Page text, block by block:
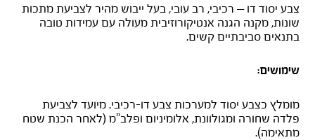
צבע יסוד דו – רכיבי, רב עובי, בעל ייבוש מהיר לצביעת מתכות
שונות, מקנה הגנה אנטיקורוזיבית מעולה עם עמידות טובה
בתנאים סביבתיים קשים.
שימושים:
מומלץ כצבע יסוד למערכות צבע דו-רכיבי. מיועד לצביעת
פלדה שחורה ומגולוונת, אלומיניום ופלב”מ (לאחר הכנת שטח
מתאימה).